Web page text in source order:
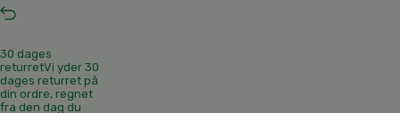
30 dages
returretVi yder 30
dages returret på
din ordre, regnet
fra den dag du